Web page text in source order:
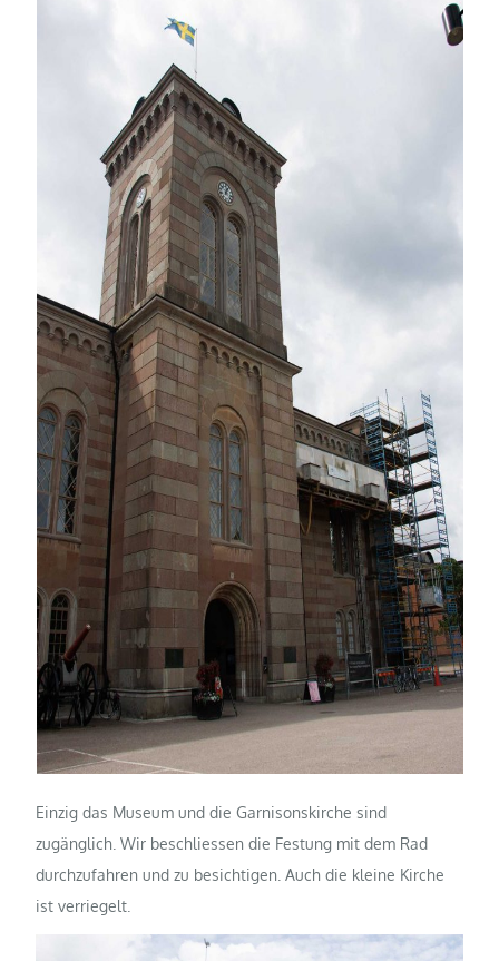
Einzig das Museum und die Garnisonskirche sind
zugänglich. Wir beschliessen die Festung mit dem Rad
durchzufahren und zu besichtigen. Auch die kleine Kirche
ist verriegelt.